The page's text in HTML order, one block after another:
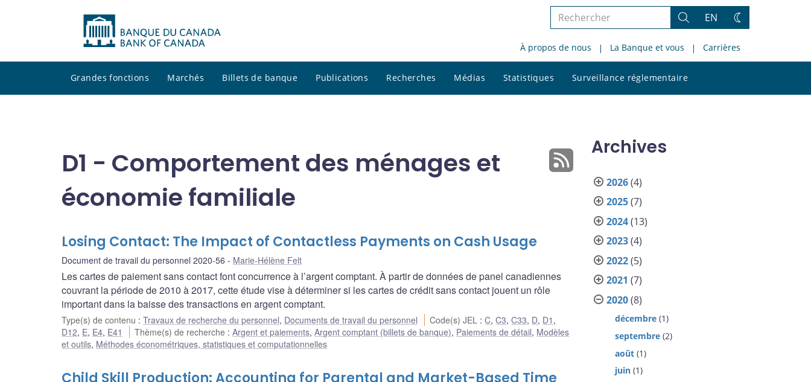
Rechercher
le
site
Rechercher
EN
Changez
thème
À propos de nous La Banque et vous Carrières
Grandes fonctions Marchés Billets de banque Publications Recherches Médias Statistiques Surveillance réglementaire
le
D1 - Comportement des ménages et
économie familiale
Losing Contact: The Impact of Contactless Payments on Cash Usage
Document de travail du personnel 2020-56 Marie-Hélène Felt
Les cartes de paiement sans contact font concurrence à l’argent comptant. À partir de données de panel canadiennes
couvrant la période de 2010 à 2017, cette étude vise à déterminer si les cartes de crédit sans contact jouent un rôle
important dans la baisse des transactions en argent comptant.
Type(s) de contenu : Travaux de recherche du personnel, Documents de travail du personnel Code(s) JEL :C,C3,C33, D, D1 ,
D12, E, E4, E41 Thème(s) de recherche :Argent et paiements,Argent comptant (billets de banque), Paiements de détail, Modèles
et outils, Méthodes économétriques, statistiques et computationnelles
Child Skill Production: Accounting for Parental and Market-Based Time
Archives
2026(4)
2025(7)
2024(13)
2023(4)
2022(5)
2021 (7)
2020(8)
décembre (1)
septembre (2)
août (1)
juin (1)